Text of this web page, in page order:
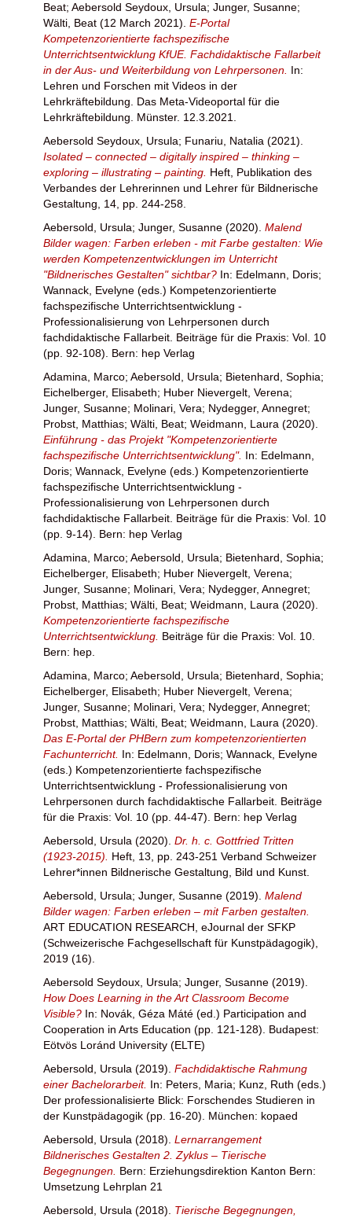
Beat; Aebersold Seydoux, Ursula; Junger, Susanne;
Wälti, Beat (12 March 2021). E-Portal
Kompetenzorientierte fachspezifische
Unterrichtsentwicklung KfUE. Fachdidaktische Fallarbeit
in der Aus- und Weiterbildung von Lehrpersonen. In:
Lehren und Forschen mit Videos in der
Lehrkräftebildung. Das Meta-Videoportal für die
Lehrkräftebildung. Münster. 12.3.2021.
Aebersold Seydoux, Ursula; Funariu, Natalia (2021).
Isolated – connected – digitally inspired – thinking –
exploring – illustrating – painting. Heft, Publikation des
Verbandes der Lehrerinnen und Lehrer für Bildnerische
Gestaltung, 14, pp. 244-258.
Aebersold, Ursula; Junger, Susanne (2020). Malend
Bilder wagen: Farben erleben - mit Farbe gestalten: Wie
werden Kompetenzentwicklungen im Unterricht
"Bildnerisches Gestalten" sichtbar? In: Edelmann, Doris;
Wannack, Evelyne (eds.) Kompetenzorientierte
fachspezifische Unterrichtsentwicklung -
Professionalisierung von Lehrpersonen durch
fachdidaktische Fallarbeit. Beiträge für die Praxis: Vol. 10
(pp. 92-108). Bern: hep Verlag
Adamina, Marco; Aebersold, Ursula; Bietenhard, Sophia;
Eichelberger, Elisabeth; Huber Nievergelt, Verena;
Junger, Susanne; Molinari, Vera; Nydegger, Annegret;
Probst, Matthias; Wälti, Beat; Weidmann, Laura (2020).
Einführung - das Projekt "Kompetenzorientierte
fachspezifische Unterrichtsentwicklung". In: Edelmann,
Doris; Wannack, Evelyne (eds.) Kompetenzorientierte
fachspezifische Unterrichtsentwicklung -
Professionalisierung von Lehrpersonen durch
fachdidaktische Fallarbeit. Beiträge für die Praxis: Vol. 10
(pp. 9-14). Bern: hep Verlag
Adamina, Marco; Aebersold, Ursula; Bietenhard, Sophia;
Eichelberger, Elisabeth; Huber Nievergelt, Verena;
Junger, Susanne; Molinari, Vera; Nydegger, Annegret;
Probst, Matthias; Wälti, Beat; Weidmann, Laura (2020).
Kompetenzorientierte fachspezifische
Unterrichtsentwicklung. Beiträge für die Praxis: Vol. 10.
Bern: hep.
Adamina, Marco; Aebersold, Ursula; Bietenhard, Sophia;
Eichelberger, Elisabeth; Huber Nievergelt, Verena;
Junger, Susanne; Molinari, Vera; Nydegger, Annegret;
Probst, Matthias; Wälti, Beat; Weidmann, Laura (2020).
Das E-Portal der PHBern zum kompetenzorientierten
Fachunterricht. In: Edelmann, Doris; Wannack, Evelyne
(eds.) Kompetenzorientierte fachspezifische
Unterrichtsentwicklung - Professionalisierung von
Lehrpersonen durch fachdidaktische Fallarbeit. Beiträge
für die Praxis: Vol. 10 (pp. 44-47). Bern: hep Verlag
Aebersold, Ursula (2020). Dr. h. c. Gottfried Tritten
(1923-2015). Heft, 13, pp. 243-251 Verband Schweizer
Lehrer*innen Bildnerische Gestaltung, Bild und Kunst.
Aebersold, Ursula; Junger, Susanne (2019). Malend
Bilder wagen: Farben erleben – mit Farben gestalten.
ART EDUCATION RESEARCH, eJournal der SFKP
(Schweizerische Fachgesellschaft für Kunstpädagogik),
2019 (16).
Aebersold Seydoux, Ursula; Junger, Susanne (2019).
How Does Learning in the Art Classroom Become
Visible? In: Novák, Géza Máté (ed.) Participation and
Cooperation in Arts Education (pp. 121-128). Budapest:
Eötvös Loránd University (ELTE)
Aebersold, Ursula (2019). Fachdidaktische Rahmung
einer Bachelorarbeit. In: Peters, Maria; Kunz, Ruth (eds.)
Der professionalisierte Blick: Forschendes Studieren in
der Kunstpädagogik (pp. 16-20). München: kopaed
Aebersold, Ursula (2018). Lernarrangement
Bildnerisches Gestalten 2. Zyklus – Tierische
Begegnungen. Bern: Erziehungsdirektion Kanton Bern:
Umsetzung Lehrplan 21
Aebersold, Ursula (2018). Tierische Begegnungen,